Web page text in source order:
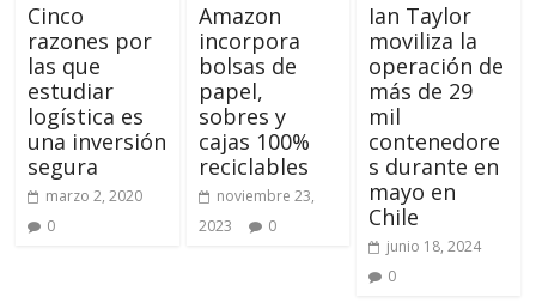
Cinco
razones por
las que
estudiar
logística es
una inversión
segura
marzo 2, 2020
0
Amazon
incorpora
bolsas de
papel,
sobres y
cajas 100%
reciclables
noviembre 23,
2023
0
Ian Taylor
moviliza la
operación de
más de 29
mil
contenedore
s durante en
mayo en
Chile
junio 18, 2024
0